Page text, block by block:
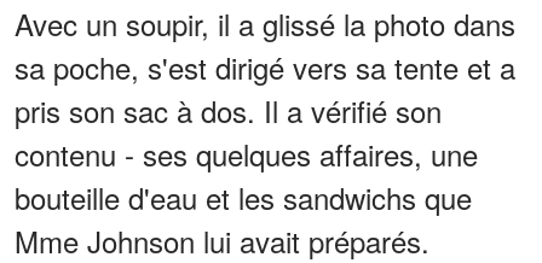
Avec un soupir, il a glissé la photo dans
sa poche, s'est dirigé vers sa tente et a
pris son sac à dos. Il a vérifié son
contenu - ses quelques affaires, une
bouteille d'eau et les sandwichs que
Mme Johnson lui avait préparés.